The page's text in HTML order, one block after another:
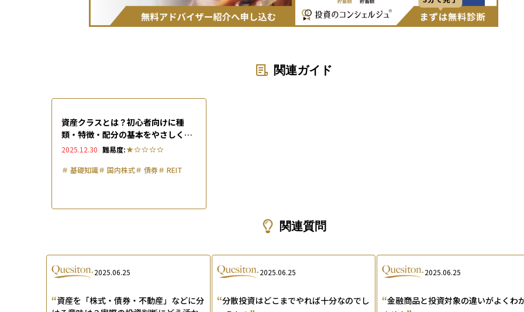
関連ガイド
資産クラスとは？初心者向けに種
類・特徴・配分の基本をやさしく解
説
2025.12.30 難易度:
＃ 基礎知識＃ 国内株式＃ 債券＃ REIT
関連質問
2025.06.25
“資産を「株式・債券・不動産」などに分
2025.06.25
“分散投資はどこまでやれば十分なのでし
2025.06.25
“金融商品と投資対象の違いがよくわ